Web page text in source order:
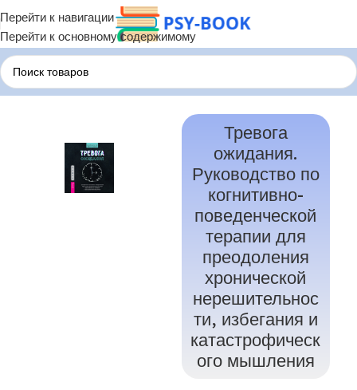
Перейти к навигации
Перейти к основному содержимому
Главная Терапия по Состояниям Терапия депрессии
Тревога
ожидания.
Руководство по
когнитивно-
поведенческой
терапии для
преодоления
хронической
нерешительнос
ти, избегания и
катастрофическ
ого мышления